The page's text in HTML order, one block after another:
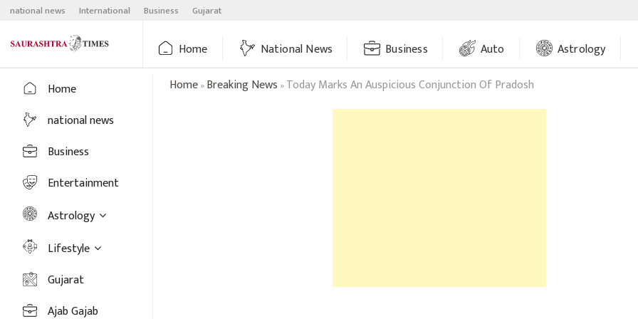
Skip
content
national news International Business Gujarat
Home National News Business Auto Astrology
Home
national news
Business
Entertainment
Astrology
Lifestyle
Gujarat
Ajab Gajab
Home»Breaking News »Today Marks An Auspicious Conjunction Of Pradosh